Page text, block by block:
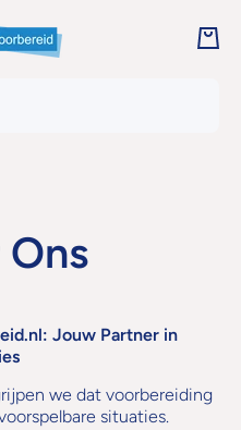
Jouw Partner in
we dat voorbereiding
situaties.